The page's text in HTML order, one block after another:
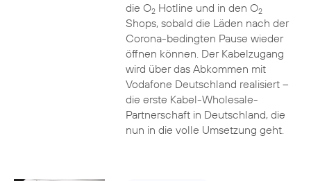
die O2Hotline und in den O2
Shops, sobald die Läden nach der
Corona-bedingten Pause wieder
öffnen können. Der Kabelzugang
wird über das Abkommen mit
Vodafone Deutschland realisiert –
die erste Kabel-Wholesale-
Partnerschaft in Deutschland, die
nun in die volle Umsetzung geht.